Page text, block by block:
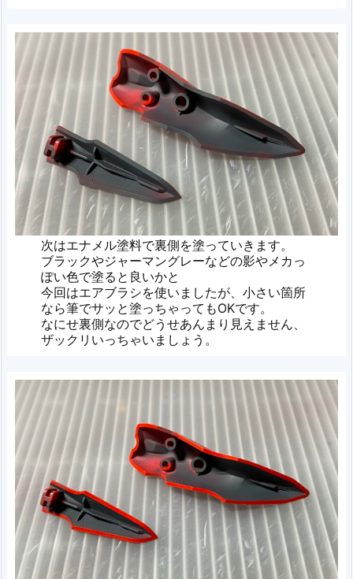
次はエナメル塗料で裏側を塗っていきます。
ブラックやジャーマングレーなどの影やメカっ
ぽい色で塗ると良いかと
今回はエアブラシを使いましたが、小さい箇所
なら筆でサッと塗っちゃってもOKです。
なにせ裏側なのでどうせあんまり見えません、
ザックリいっちゃいましょう。